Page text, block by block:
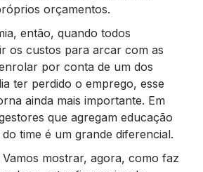
orçamentos.
então, quando todos
os custos para arcar com as
por conta de um dos
ter perdido o emprego, esse
ainda mais importante. Em
que agregam educação
time é um grande diferencial.
mostrar, agora, como faz